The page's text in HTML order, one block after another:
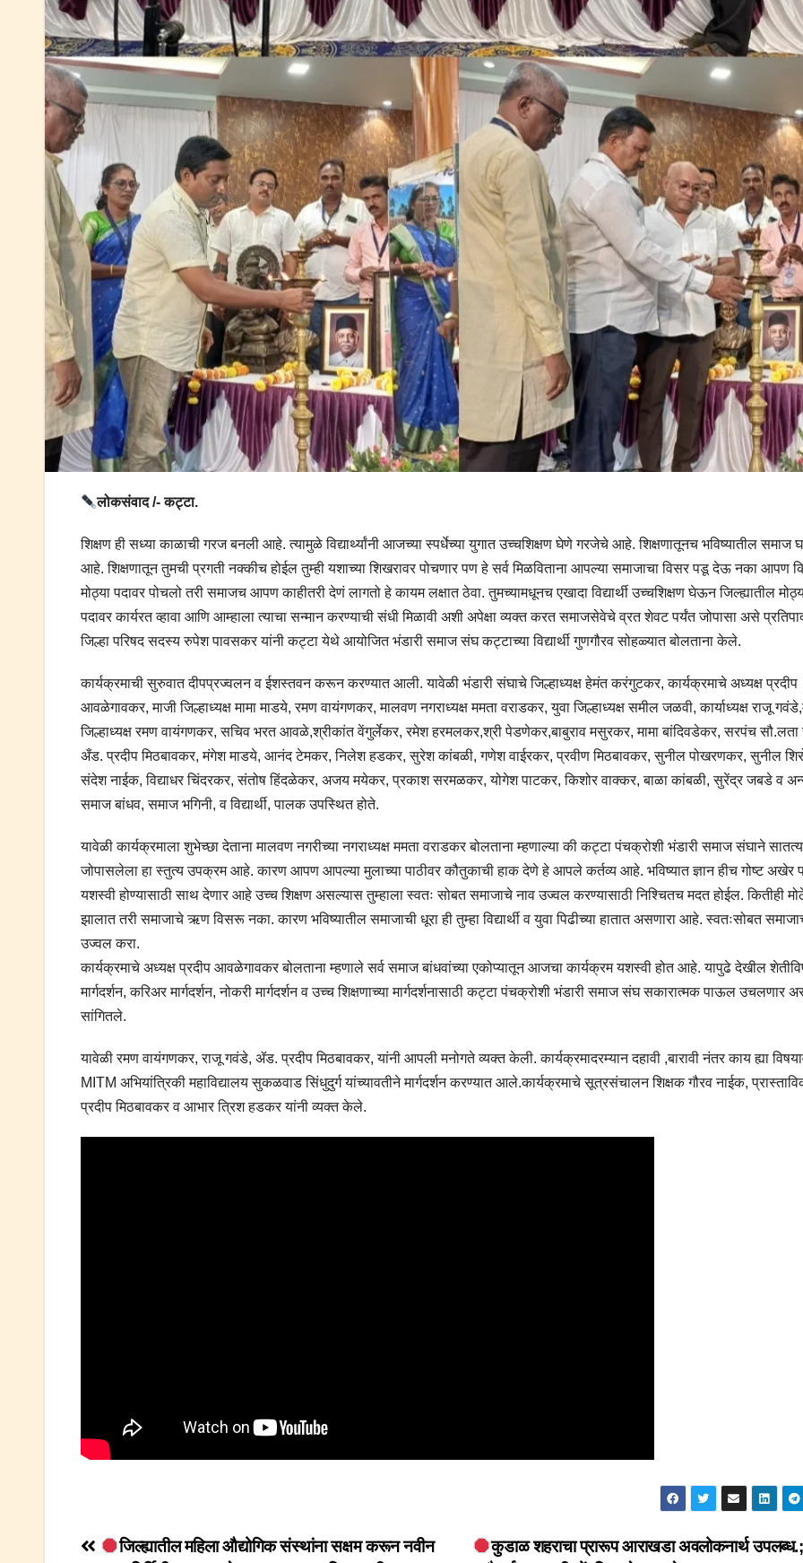
लोकसंवाद /- कट्टा.
शिक्षण ही सध्या काळाची गरज बनली आहे. त्यामुळे विद्यार्थ्यांनी आजच्या स्पर्धेच्या युगात उच्चशिक्षण घेणे गरजेचे आहे. शिक्षणातूनच भविष्यातील समाज
आहे. शिक्षणातून तुमची प्रगती नक्कीच होईल तुम्ही यशाच्या शिखरावर पोचणार पण हे सर्व मिळविताना आपल्या समाजाचा विसर पडू देऊ नका आपण
मोठ्या पदावर पोचलो तरी समाजच आपण काहीतरी देणं लागतो हे कायम लक्षात ठेवा. तुमच्यामधूनच एखादा विद्यार्थी उच्चशिक्षण घेऊन जिल्ह्यातील
पदावर कार्यरत व्हावा आणि आम्हाला त्याचा सन्मान करण्याची संधी मिळावी अशी अपेक्षा व्यक्त करत समाजसेवेचे व्रत शेवट पर्यंत जोपासा असे
जिल्हा परिषद सदस्य रुपेश पावसकर यांनी कट्टा येथे आयोजित भंडारी समाज संघ कट्टाच्या विद्यार्थी गुणगौरव सोहळ्यात बोलताना केले.
कार्यक्रमाची सुरुवात दीपप्रज्वलन व ईशस्तवन करून करण्यात आली. यावेळी भंडारी संघाचे जिल्हाध्यक्ष हेमंत करंगुटकर, कार्यक्रमाचे अध्यक्ष प्रदीप
आवळेगावकर, माजी जिल्हाध्यक्ष मामा माडये, रमण वायंगणकर, मालवण नगराध्यक्ष ममता वराडकर, युवा जिल्हाध्यक्ष समील जळवी, कार्याध्यक्ष राजू
जिल्हाध्यक्ष रमण वायंगणकर, सचिव भरत आवळे,श्रीकांत वेंगुर्लेकर, रमेश हरमलकर,श्री पेडणेकर,बाबुराव मसुरकर, मामा बांदिवडेकर, सरपंच सौ.लता
अँड. प्रदीप मिठबावकर, मंगेश माडये, आनंद टेमकर, निलेश हडकर, सुरेश कांबळी, गणेश वाईरकर, प्रवीण मिठबावकर, सुनील पोखरणकर, सुनील
संदेश नाईक, विद्याधर चिंदरकर, संतोष हिंदळेकर, अजय मयेकर, प्रकाश सरमळकर, योगेश पाटकर, किशोर वाक्कर, बाळा कांबळी, सुरेंद्र जबडे व
समाज बांधव, समाज भगिनी, व विद्यार्थी, पालक उपस्थित होते.
यावेळी कार्यक्रमाला शुभेच्छा देताना मालवण नगरीच्या नगराध्यक्ष ममता वराडकर बोलताना म्हणाल्या की कट्टा पंचक्रोशी भंडारी समाज संघाने
जोपासलेला हा स्तुत्य उपक्रम आहे. कारण आपण आपल्या मुलाच्या पाठीवर कौतुकाची हाक देणे हे आपले कर्तव्य आहे. भविष्यात ज्ञान हीच गोष्ट अखेर
यशस्वी होण्यासाठी साथ देणार आहे उच्च शिक्षण असल्यास तुम्हाला स्वतः सोबत समाजाचे नाव उज्वल करण्यासाठी निश्चितच मदत होईल. कितीही
झालात तरी समाजाचे ऋण विसरू नका. कारण भविष्यातील समाजाची धूरा ही तुम्हा विद्यार्थी व युवा पिढीच्या हातात असणारा आहे. स्वतःसोबत
उज्वल करा.
कार्यक्रमाचे अध्यक्ष प्रदीप आवळेगावकर बोलताना म्हणाले सर्व समाज बांधवांच्या एकोप्यातून आजचा कार्यक्रम यशस्वी होत आहे. यापुढे देखील
मार्गदर्शन, करिअर मार्गदर्शन, नोकरी मार्गदर्शन व उच्च शिक्षणाच्या मार्गदर्शनासाठी कट्टा पंचक्रोशी भंडारी समाज संघ सकारात्मक पाऊल उचलणार
सांगितले.
यावेळी रमण वायंगणकर, राजू गवंडे, ॲड. प्रदीप मिठबावकर, यांनी आपली मनोगते व्यक्त केली. कार्यक्रमादरम्यान दहावी ,बारावी नंतर काय ह्या
MITM अभियांत्रिकी महाविद्यालय सुकळवाड सिंधुदुर्ग यांच्यावतीने मार्गदर्शन करण्यात आले.कार्यक्रमाचे सूत्रसंचालन शिक्षक गौरव नाईक,
प्रदीप मिठबावकर व आभार त्रिश हडकर यांनी व्यक्त केले.
Post
कुडाळ शहराचा प्रारूप आराखडा अवलोकनार्थ
जिल्ह्यातील महिला औद्योगिक संस्थांना सक्षम करून नवीन